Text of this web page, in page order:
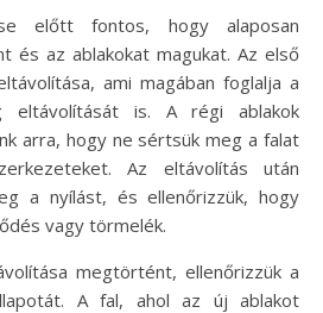
előtt fontos, hogy alaposan
és az ablakokat magukat. Az első
ami magában foglalja a
is. A régi ablakok
arra, hogy ne sértsük meg a falat
Az eltávolítás után
a nyílást, és ellenőrizzük, hogy
vagy törmelék.
megtörtént, ellenőrizzük a
A fal, ahol az új ablakot